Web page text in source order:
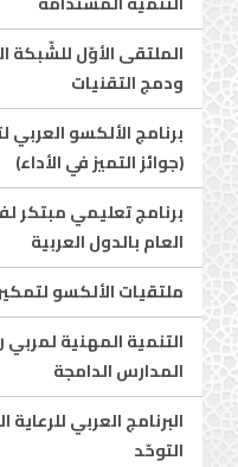
الملتقى الأوّل للشّبكة
ودمج التقنيات
برنامج الألكسو
(جوائز التميز في الأداء)
برنامج تعليمي مبتكر
العام بالدول العربية
ملتقيات الألكسو
التنمية المهنية
المدارس الدامجة
البرنامج العربي
التوحّد